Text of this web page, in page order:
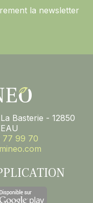
la newsletter
Basterie - 12850
77 99 70